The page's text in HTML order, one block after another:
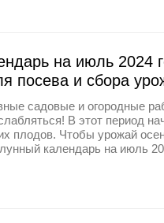
на июль 2024
посева и сбора
садовые и огородные
В этот период
плодов. Чтобы урожай
календарь на июль